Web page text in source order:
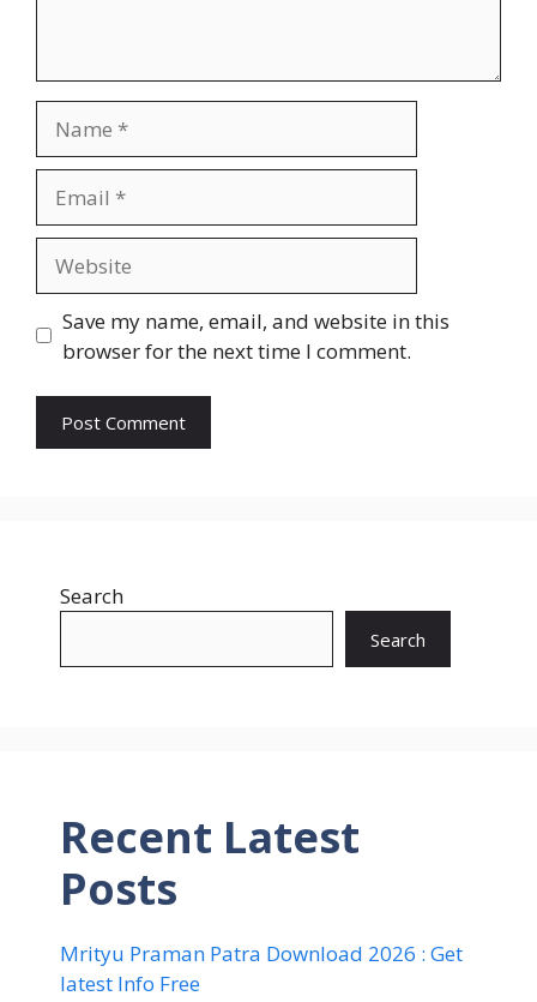
Save my name, email, and website in this
browser for the next time I comment.
Search
Search
Recent Latest
Posts
Mrityu Praman Patra Download 2026 : Get
latest Info Free